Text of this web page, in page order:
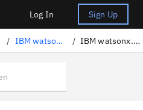
Log In Sign Up
/ IBM watsonx.data intelligence / IBM watsonx.data intelligence pläne